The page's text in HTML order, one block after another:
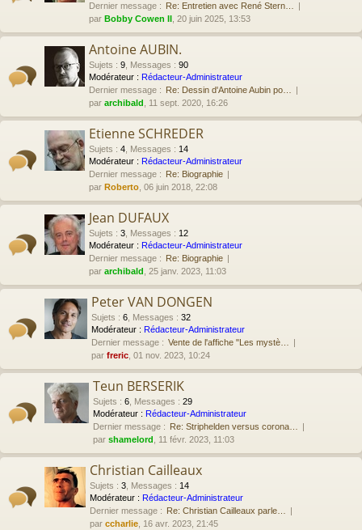
Dernier message : Re: Entretien avec René Stern…
par Bobby Cowen II , 20 juin 2025, 13:53
Antoine AUBIN.
Sujets : 9 Messages : 90
Modérateur : Rédacteur-Administrateur
Dernier message : Re: Dessin d'Antoine Aubin po…
par archibald , 11 sept. 2020, 16:26
Etienne SCHREDER
Sujets : 4 Messages : 14
Modérateur : Rédacteur-Administrateur
Dernier message : Re: Biographie
par Roberto , 06 juin 2018, 22:08
Jean DUFAUX
Sujets : 3 Messages : 12
Modérateur : Rédacteur-Administrateur
Dernier message : Re: Biographie
par archibald , 25 janv. 2023, 11:03
Peter VAN DONGEN
Sujets : 6 Messages : 32
Modérateur : Rédacteur-Administrateur
Dernier message : Vente de l'affiche "Les mystè…
par freric , 01 nov. 2023, 10:24
Teun BERSERIK
Sujets : 6 Messages : 29
Modérateur : Rédacteur-Administrateur
Dernier message : Re: Striphelden versus corona…
par shamelord , 11 févr. 2023, 11:03
Christian Cailleaux
Sujets : 3 Messages : 14
Modérateur : Rédacteur-Administrateur
Dernier message : Re: Christian Cailleaux parle…
par ccharlie , 16 avr. 2023, 21:45